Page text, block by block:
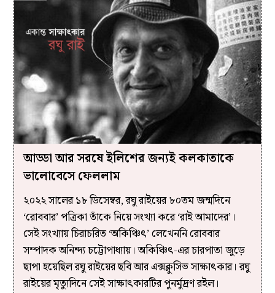
আড্ডা আর সরষে ইলিশের জন্যই কলকাতাকে
ভালোবেসে ফেললাম
২০২২ সালের ১৮ ডিসেম্বর, রঘু রাইয়ের ৮০তম জন্মদিনে
‘রোববার’ পত্রিকা ‌তাঁকে নিয়ে সংখ্যা করে ‘রাই আমাদের’।
সেই সংখ্যায় চিরাচরিত ‘অকিঞ্চিৎ’ লেখেননি রোববার
সম্পাদক অনিন্দ্য চট্টোপাধ্যায়। অকিঞ্চিৎ-এর চারপাতা জুড়ে
ছাপা হয়েছিল রঘু রাইয়ের ছবি আর এক্সক্লুসিভ সাক্ষাৎকার। রঘু
রাইয়ের মৃত্যুদিনে সেই সাক্ষাৎকারটির পুনর্মুদ্রণ রইল।